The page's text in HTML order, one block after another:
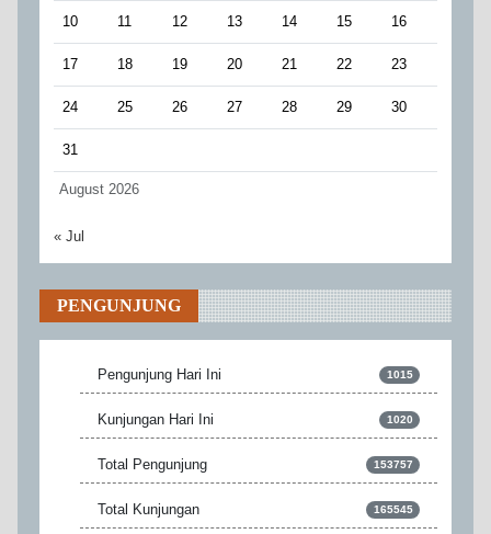
August 2026
10 11 12 13 14 15 16
17 18 19 20 21 22 23
24 25 26 27 28 29 30
31
« Jul
PENGUNJUNG
Pengunjung Hari Ini 1015
Kunjungan Hari Ini 1020
Total Pengunjung 153757
Total Kunjungan 165545